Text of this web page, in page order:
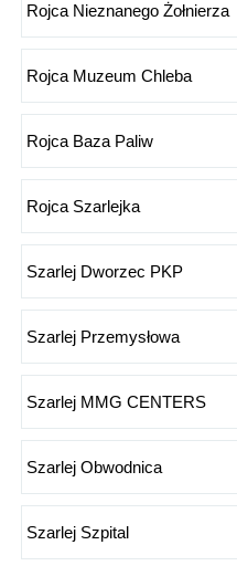
Rojca Nieznanego Żołnierza
Rojca Muzeum Chleba
Rojca Baza Paliw
Rojca Szarlejka
Szarlej Dworzec PKP
Szarlej Przemysłowa
Szarlej MMG CENTERS
Szarlej Obwodnica
Szarlej Szpital